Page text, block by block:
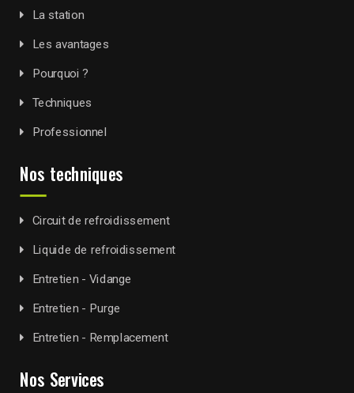
La station
Les avantages
Pourquoi ?
Techniques
Professionnel
Nos techniques
Circuit de refroidissement
Liquide de refroidissement
Entretien - Vidange
Entretien - Purge
Entretien - Remplacement
Nos Services